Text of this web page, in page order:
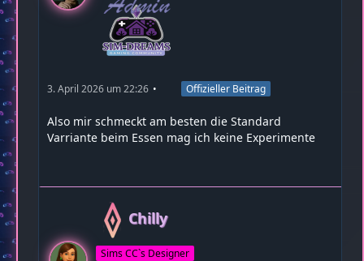
3. April 2026 um 22:26 Offizieller Beitrag
Also mir schmeckt am besten die Standard
Varriante beim Essen mag ich keine Experimente
Chilly
Sims CC`s Designer